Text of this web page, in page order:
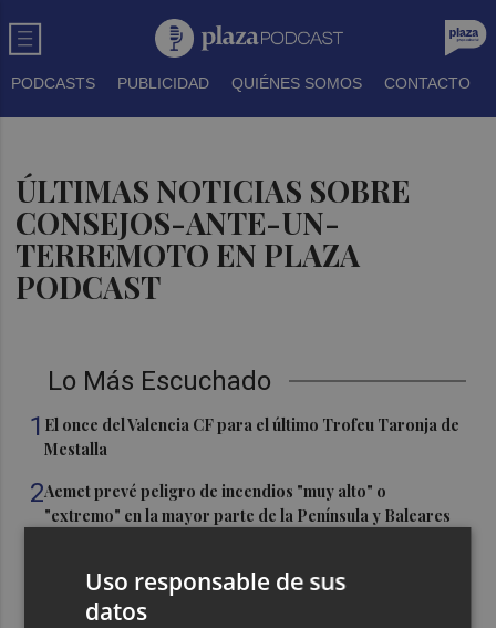
PODCASTS PUBLICIDAD QUIÉNES SOMOS CONTACTO
ÚLTIMAS NOTICIAS SOBRE
CONSEJOS-ANTE-UN-
TERREMOTO EN PLAZA
PODCAST
Lo Más Escuchado
1 El once del Valencia CF para el último Trofeu Taronja de
Mestalla
2Aemet prevé peligro de incendios "muy alto" o
"extremo" en la mayor parte de la Península y Baleares
Company: “Estamos comenzando a ver el equipo que
queremos ver en la Liga”
Uso responsable de sus
datos